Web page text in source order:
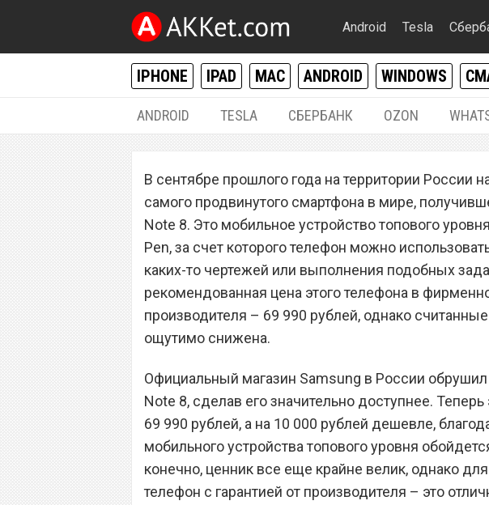
Android Tesla
IPHONE IPAD MAC ANDROID WINDOWS
ANDROID TESLA СБЕРБАНК OZON
Магазин Samsung в
на смартфон Galaxy Note 8
В сентябре прошлого года на территории России
самого продвинутого смартфона в мире,
Note 8. Это мобильное устройство топового
Pen, за счет которого телефон можно
каких-то чертежей или выполнения подобных
рекомендованная цена этого телефона в
производителя – 69 990 рублей, однако
ощутимо снижена.
Официальный магазин Samsung в России обрушил
Note 8, сделав его значительно доступнее. Теперь
69 990 рублей, а на 10 000 рублей дешевле,
мобильного устройства топового уровня
конечно, ценник все еще крайне велик, однако
телефон с гарантией от производителя – это